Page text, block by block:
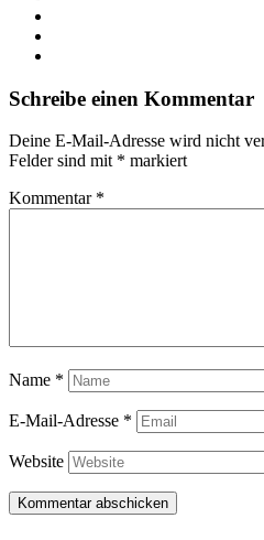
Schreibe einen Kommentar
Deine E-Mail-Adresse wird nicht
Felder sind mit * markiert
Kommentar *
Name *
E-Mail-Adresse *
Website